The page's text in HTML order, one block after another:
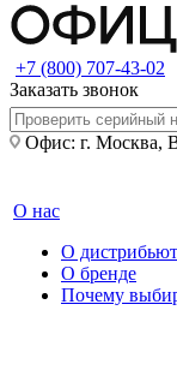
+7 (800) 707-43-02
Заказать звонок
Офис: г. Москва,
О нас
О
О бренде
Почему